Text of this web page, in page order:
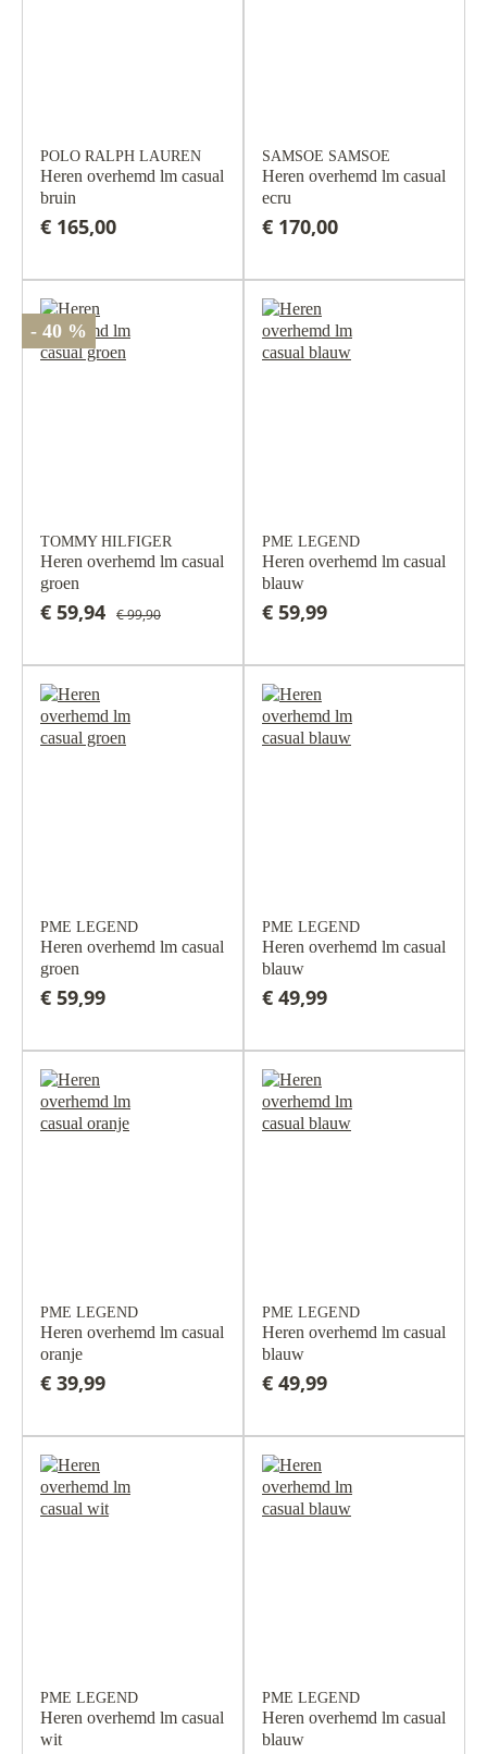
POLO RALPH LAUREN
Heren overhemd lm casual
bruin
€ 165,00
SAMSOE SAMSOE
Heren overhemd lm casual
ecru
€ 170,00
- 40 %
TOMMY HILFIGER
Heren overhemd lm casual
groen
€ 59,94 € 99,90
PME LEGEND
Heren overhemd lm casual
blauw
€ 59,99
PME LEGEND
Heren overhemd lm casual
groen
€ 59,99
PME LEGEND
Heren overhemd lm casual
blauw
€ 49,99
PME LEGEND
Heren overhemd lm casual
oranje
€ 39,99
PME LEGEND
Heren overhemd lm casual
blauw
€ 49,99
PME LEGEND
Heren overhemd lm casual
wit
PME LEGEND
Heren overhemd lm casual
blauw